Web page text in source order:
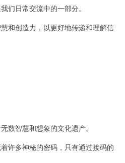
日常交流中的一部分。
创造力，以更好地传递和理解信
智慧和想象的文化遗产。
多神秘的密码，只有通过接码的